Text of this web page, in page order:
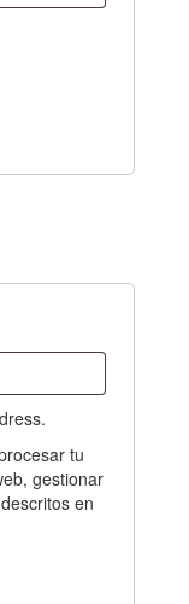
tu
gestionar
en